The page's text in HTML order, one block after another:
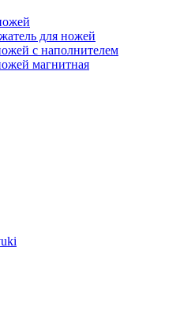
для ножей
с наполнителем
магнитная